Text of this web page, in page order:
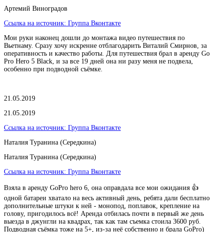
Артемий Виноградов
Ссылка на источник: Группа Вконтакте
Мои руки наконец дошли до монтажа видео путешествия по
Вьетнаму. Сразу хочу искренне отблагодарить Виталий Смирнов, за
оперативность и качество работы. Для путешествия брал в аренду Go
Pro Hero 5 Black, и за все 19 дней она ни разу меня не подвела,
особенно при подводной съёмке.
21.05.2019
21.05.2019
Ссылка на источник: Группа Вконтакте
Наталия Туранина (Середкина)
Наталия Туранина (Середкина)
Ссылка на источник: Группа Вконтакте
Взяла в аренду GoPro hero 6, она оправдала все мои ожидания 👍
одной батареи хватало на весь активный день, ребята дали бесплатно
дополнительные штуки к ней - монопод, поплавок, крепление на
голову, пригодилось всё! Аренда отбилась почти в первый же день
выезда в джунгли на квадрах, так как там съемка стоила 3600 руб.
Подводная съёмка тоже на 5+, из-за неё собственно и брала GoPro)